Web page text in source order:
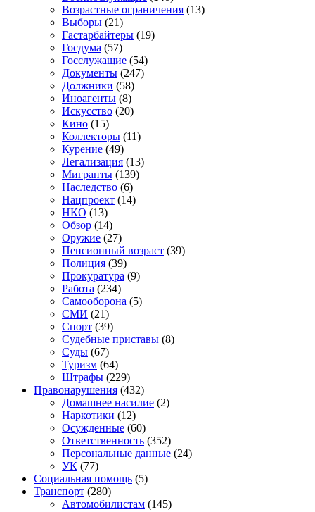
Возрастные ограничения (13)
Выборы (21)
Гастарбайтеры (19)
Госдума (57)
Госслужащие (54)
Документы (247)
Должники (58)
Иноагенты (8)
Искусство (20)
Кино (15)
Коллекторы (11)
Курение (49)
Легализация (13)
Мигранты (139)
Наследство (6)
Нацпроект (14)
НКО (13)
Обзор (14)
Оружие (27)
Пенсионный возраст (39)
Полиция (39)
Прокуратура (9)
Работа (234)
Самооборона (5)
СМИ (21)
Спорт (39)
Судебные приставы (8)
Суды (67)
Туризм (64)
Штрафы (229)
Правонарушения (432)
Домашнее насилие (2)
Наркотики (12)
Осужденные (60)
Ответственность (352)
Персональные данные (24)
УК (77)
Социальная помощь (5)
Транспорт (280)
Автомобилистам (145)